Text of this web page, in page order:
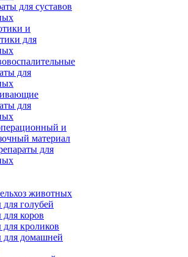
для суставов
и
для
для
для
и
материал
для
животных
голубей
коров
кроликов
для домашней